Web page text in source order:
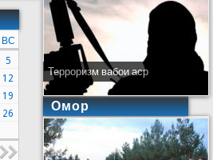
ВС
5
12
19
26
Терроризм вабои аср
Омор